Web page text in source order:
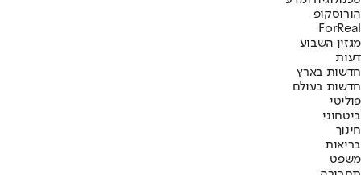
הורוסקופ
ForReal
מגזין השבוע
דעות
חדשות בארץ
חדשות בעולם
פוליטי
ביטחוני
חינוך
בריאות
משפט